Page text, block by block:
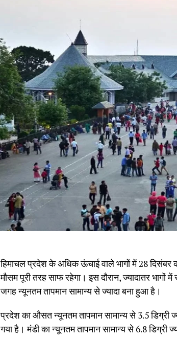
हिमाचल प्रदेश के अधिक ऊंचाई वाले भागों में 28
मौसम पूरी तरह साफ रहेगा। इस दौरान, ज्यादातर भागों
जगह न्यूनतम तापमान सामान्य से ज्यादा बना हुआ है।
प्रदेश का औसत न्यूनतम तापमान सामान्य से 3.5 डिग्री
गया है। मंडी का न्यूनतम तापमान सामान्य से 6.8 डिग्री